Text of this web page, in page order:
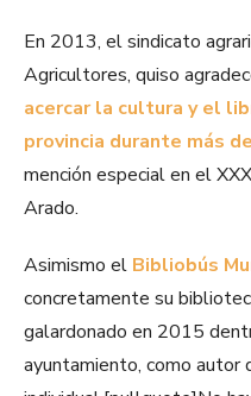
En 2013, el sindicato
Agricultores, quiso
acercar la cultura y el
provincia durante más
mención especial en el
Arado.
Asimismo el Bibliobús
concretamente su
galardonado en 2015
ayuntamiento, como autor